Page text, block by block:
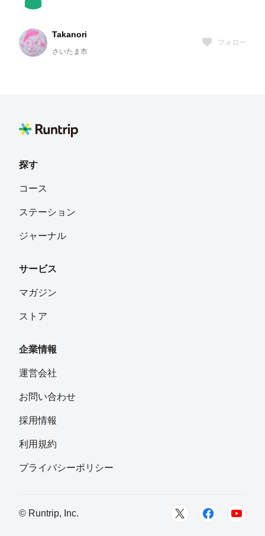
Takanori
さいたま市
フォロー
こん
mamekichi
Miwa Hayama
フォロー
探す
コース
ステーション
ジャーナル
サービス
マガジン
ストア
企業情報
運営会社
お問い合わせ
採用情報
利用規約
プライバシーポリシー
© Runtrip, Inc.